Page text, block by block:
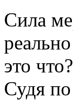
Сила
это
Судя